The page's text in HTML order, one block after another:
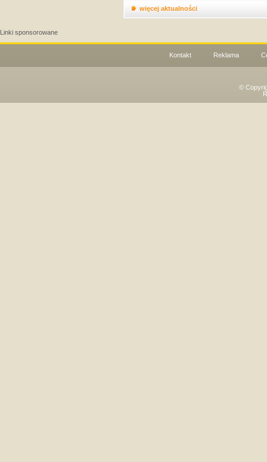
więcej aktualności
Linki sponsorowane
Kontakt Reklama
©